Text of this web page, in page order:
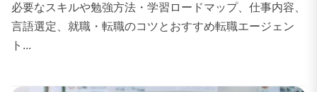
必要なスキルや勉強方法・学習ロードマップ、仕事内容、
言語選定、就職・転職のコツとおすすめ転職エージェン
ト...